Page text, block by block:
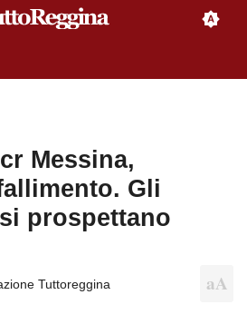
Messina,
Gli
prospettano
Tuttoreggina